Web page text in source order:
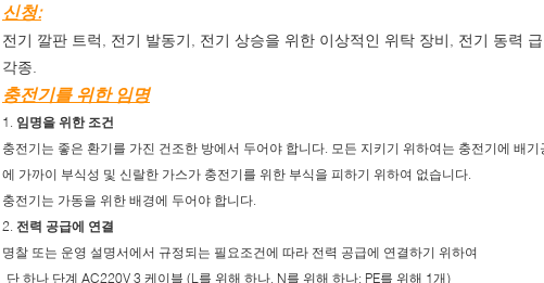
신청:
전기 깔판 트럭, 전기 발동기, 전기 상승을 위한 이상적인 위탁 장비, 전기 동력
각종.
충전기를 위한 임명
1. 임명을 위한 조건
충전기는 좋은 환기를 가진 건조한 방에서 두어야 합니다. 모든 지키기 위하여는 충전기에 배
에 가까이 부식성 및 신랄한 가스가 충전기를 위한 부식을 피하기 위하여 없습니다.
충전기는 가동을 위한 배경에 두어야 합니다.
2. 전력 공급에 연결
명찰 또는 운영 설명서에서 규정되는 필요조건에 따라 전력 공급에 연결하기 위하여
단 하나 단계 AC220V 3 케이블 (L를 위해 하나, N를 위해 하나; PE를 위해 1개)